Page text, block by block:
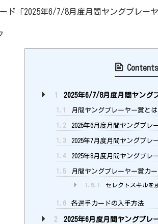
ド「2025年6/7/8月度月間ヤングプレー
Contents
1 2025年6/7/8月度月間ヤング
1.1 月間ヤングプレーヤー賞とは
1.2 2025年6月度月間ヤングプレ
1.3 2025年7月度月間ヤングプレ
1.4 2025年8月度月間ヤングプレ
1.5 月間ヤングプレーヤー賞カ
1.5.1 セレクトスキルを
1.6 各選手カードの入手方法
2 2025年6月度月間ヤングプレ